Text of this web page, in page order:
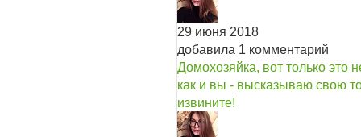
29 июня 2018
добавила 1 комментарий
Домохозяйка, вот только это
как и вы - высказываю свою
извините!